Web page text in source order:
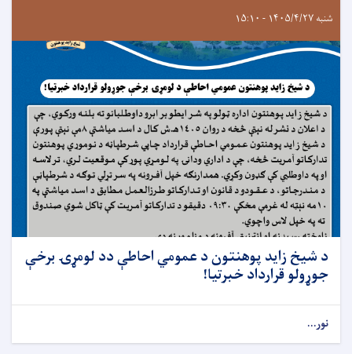
شنبه ۱۴۰۵/۴/۲۷ - ۱۵:۱۰
د شيخ زايد پوهنتون د عمومي احاطې دد لومړۍ برخې
جوړولو قرارداد خبرتيا!
نور...